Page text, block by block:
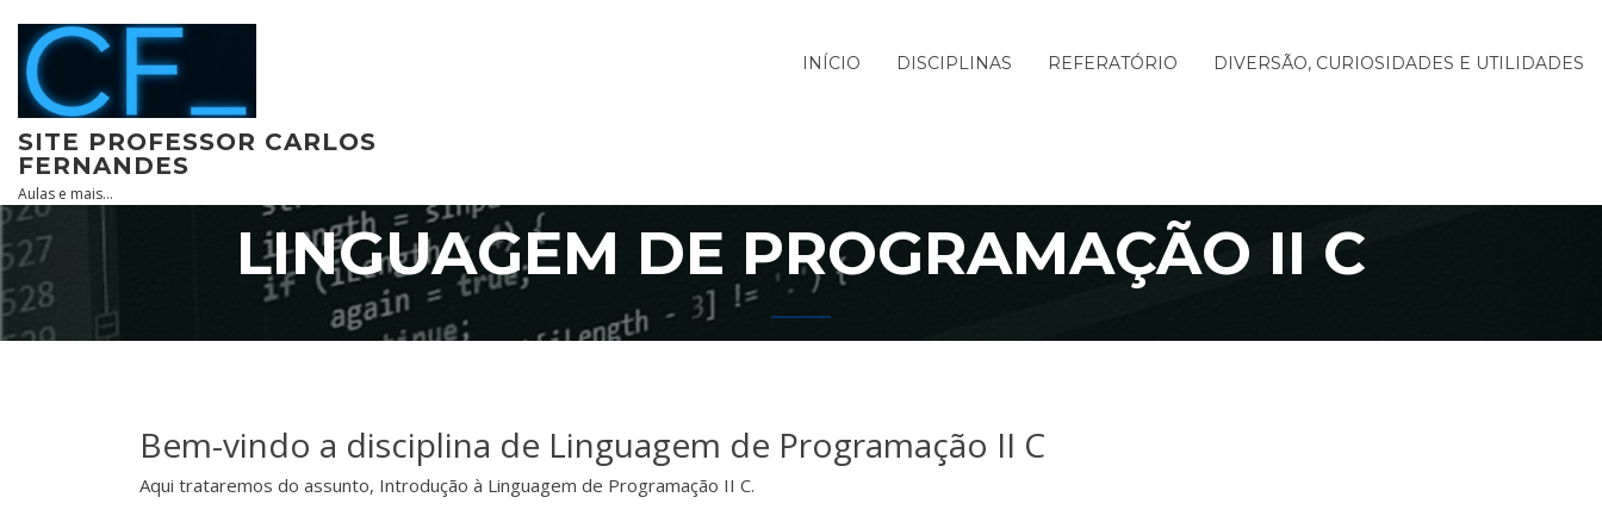
content
SITE PROFESSOR CARLOS
FERNANDES
Aulas e mais…
INÍCIO DISCIPLINAS REFERATÓRIO DIVERSÃO, CURIOSIDADES E UTILIDADES
LINGUAGEM DE PROGRAMAÇÃO II C
Bem-vindo a disciplina de Linguagem de Programação II C
Aqui trataremos do assunto, Introdução à Linguagem de Programação II C.